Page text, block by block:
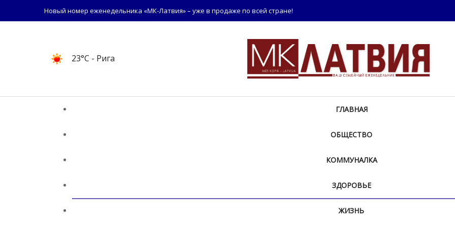
Новый номер еженедельника «МК-Латвия» – уже в продаже по всей стране!
23°C - Рига
ГЛАВНАЯ
ОБЩЕСТВО
КОММУНАЛКА
ЗДОРОВЬЕ
ЖИЗНЬ